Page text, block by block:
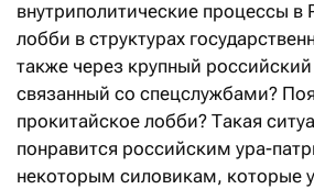
внутриполитические процессы в
лобби в структурах
также через крупный
связанный со спецслужбами?
прокитайское лобби? Такая
понравится российским ура-
некоторым силовикам, которые